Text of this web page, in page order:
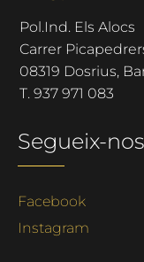
Pol.Ind. Els Alocs
Carrer
08319 Dosrius,
T. 937 971 083
Segueix-nos
Facebook
Instagram